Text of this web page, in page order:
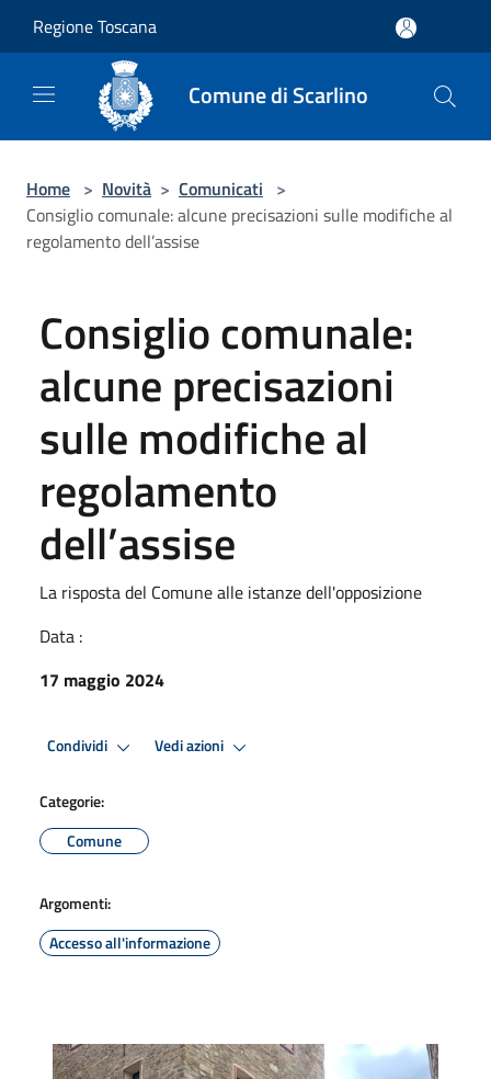
Regione Toscana
Comune di Scarlino
Home > Novità > Comunicati >
Consiglio comunale: alcune precisazioni sulle modifiche al
regolamento dell’assise
Consiglio comunale:
alcune precisazioni
sulle modifiche al
regolamento
dell’assise
La risposta del Comune alle istanze dell'opposizione
Data :
17 maggio 2024
Condividi Vedi azioni
Categorie:
Comune
Argomenti:
Accesso all'informazione